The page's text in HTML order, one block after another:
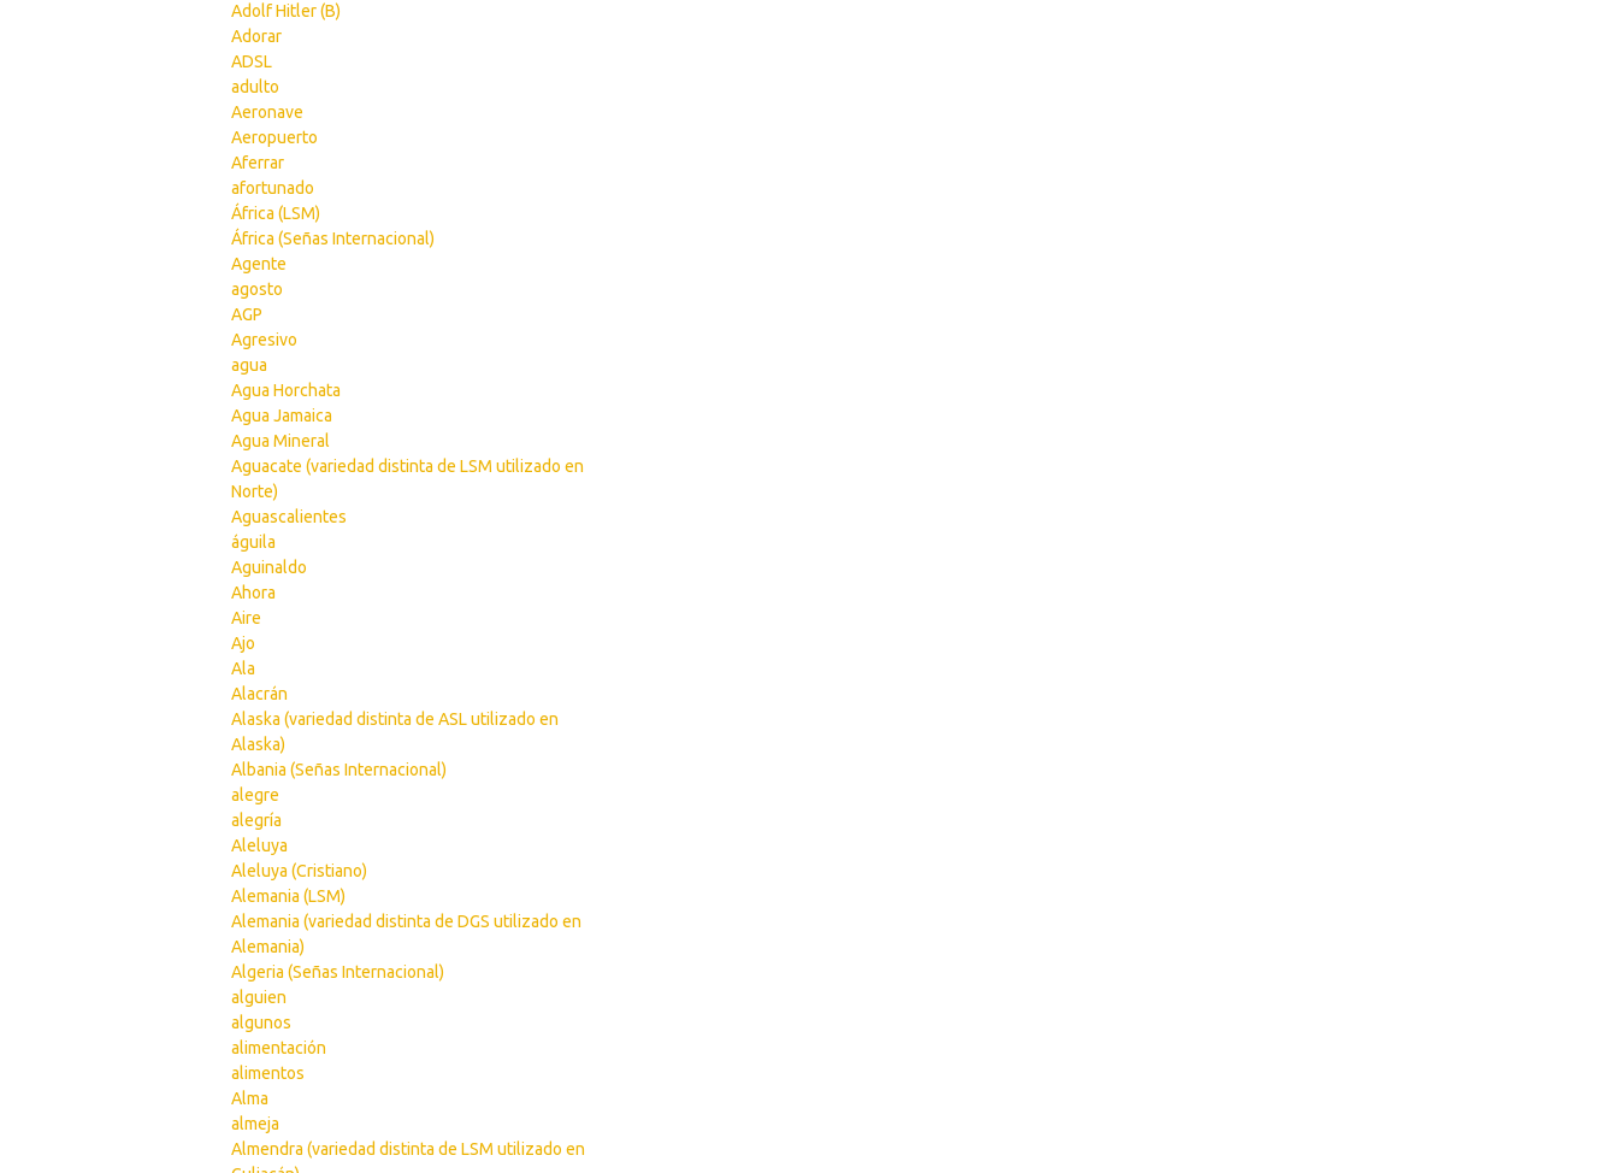
Adolf Hitler (B)
Adorar
ADSL
adulto
Aeronave
Aeropuerto
Aferrar
afortunado
África (LSM)
África (Señas Internacional)
Agente
agosto
AGP
Agresivo
agua
Agua Horchata
Agua Jamaica
Agua Mineral
Aguacate (variedad distinta de LSM utilizado en
Norte)
Aguascalientes
águila
Aguinaldo
Ahora
Aire
Ajo
Ala
Alacrán
Alaska (variedad distinta de ASL utilizado en
Alaska)
Albania (Señas Internacional)
alegre
alegría
Aleluya
Aleluya (Cristiano)
Alemania (LSM)
Alemania (variedad distinta de DGS utilizado en
Alemania)
Algeria (Señas Internacional)
alguien
algunos
alimentación
alimentos
Alma
almeja
Almendra (variedad distinta de LSM utilizado en